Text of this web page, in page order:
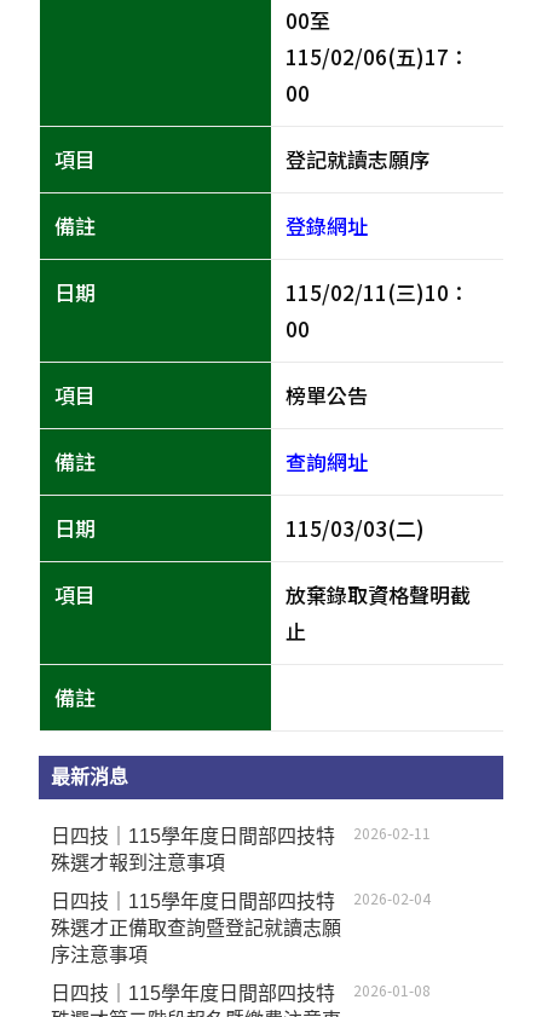
00至
115/02/06(五)17：
00
登記就讀志願序
登錄網址
115/02/11(三)10：
00
榜單公告
查詢網址
115/03/03(二)
放棄錄取資格聲明截
止
最新消息
日四技｜115學年度日間部四技特
殊選才報到注意事項
2026-02-11
日四技｜115學年度日間部四技特
殊選才正備取查詢暨登記就讀志願
序注意事項
2026-02-04
日四技｜115學年度日間部四技特
2026-01-08